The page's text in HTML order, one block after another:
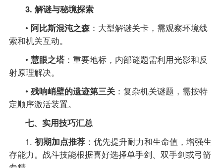
3. 解谜与秘境探索
• 阿比斯混沌之森 ：大型解谜关卡，需观察环境线
索和机关互动。
•慧眼之塔 ：重要地标，内部谜题需利用光影和反
射原理解决。
•残响峭壁的遗迹第三关 ：复杂机关谜题，需按特
定顺序激活装置。
七、实用技巧汇总
1.初期加点推荐 ：优先提升耐力和生命值，增强生
存能力。战斗技能根据喜好选择单手剑、双手剑或弓箭